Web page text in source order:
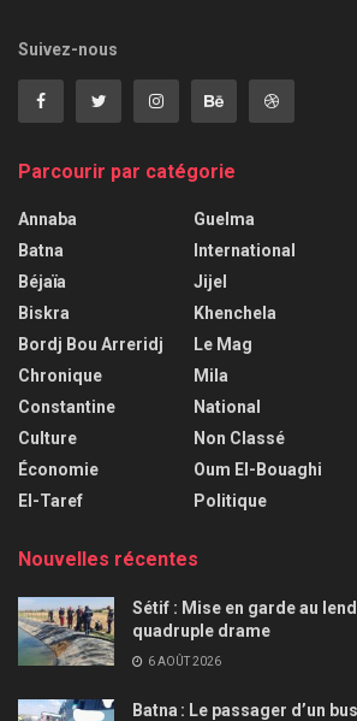
Suivez-nous
Parcourir par catégorie
Annaba
Batna
Béjaïa
Biskra
Bordj Bou Arreridj
Chronique
Constantine
Culture
Économie
El-Taref
Guelma
International
Jijel
Khenchela
Le Mag
Mila
National
Non Classé
Oum El-Bouaghi
Politique
Nouvelles récentes
Sétif : Mise en garde au
quadruple drame
6 AOÛT 2026
Batna : Le passager d’un